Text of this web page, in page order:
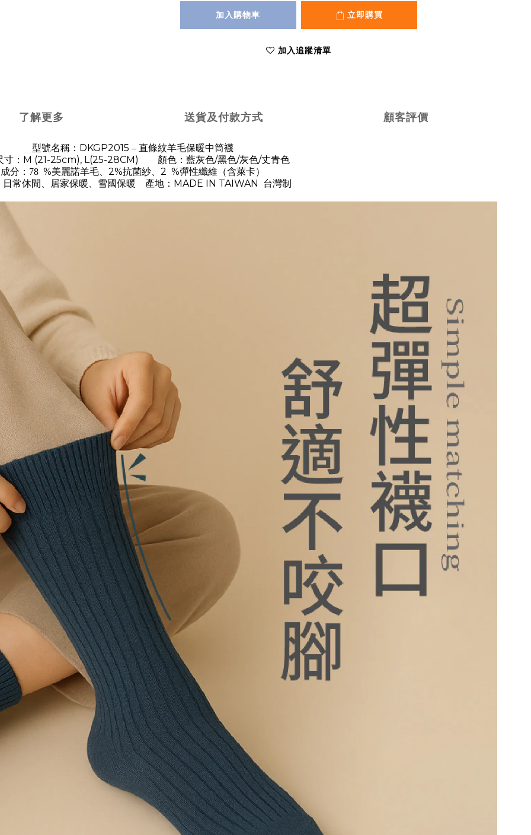
加入購物車 立即購買
加入追蹤清單
了解更多 送貨及付款方式 顧客評價
型號名稱： DKGP2015 – 直條紋羊毛保暖中筒襪
： M (21-25cm), L(25-28CM) 顏色：藍灰色/黑色/灰色/丈青色
成分：78 %美麗諾羊毛、2%抗菌紗、 2 %彈性纖維 （含萊卡）
日常休閒、居家保暖、雪國保暖 產地： MADE IN TAIWAN 台灣制